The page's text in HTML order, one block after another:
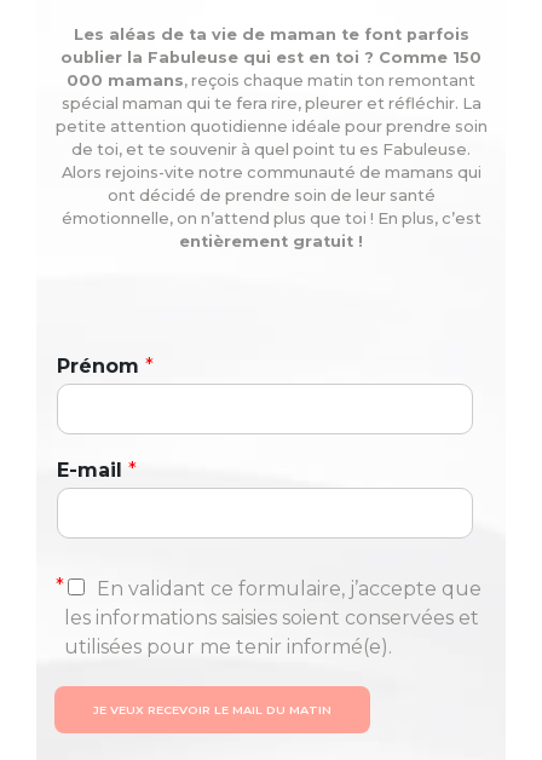
Les aléas de ta vie de maman te font parfois
oublier la Fabuleuse qui est en toi ? Comme 150
000 mamans, reçois chaque matin ton remontant
spécial maman qui te fera rire, pleurer et réfléchir. La
petite attention quotidienne idéale pour prendre soin
de toi, et te souvenir à quel point tu es Fabuleuse.
Alors rejoins-vite notre communauté de mamans qui
ont décidé de prendre soin de leur santé
émotionnelle, on n’attend plus que toi ! En plus, c’est
entièrement gratuit !
Prénom *
E-mail *
*
En validant ce formulaire, j’accepte que
les informations saisies soient conservées et
utilisées pour me tenir informé(e).
JE VEUX RECEVOIR LE MAIL DU MATIN